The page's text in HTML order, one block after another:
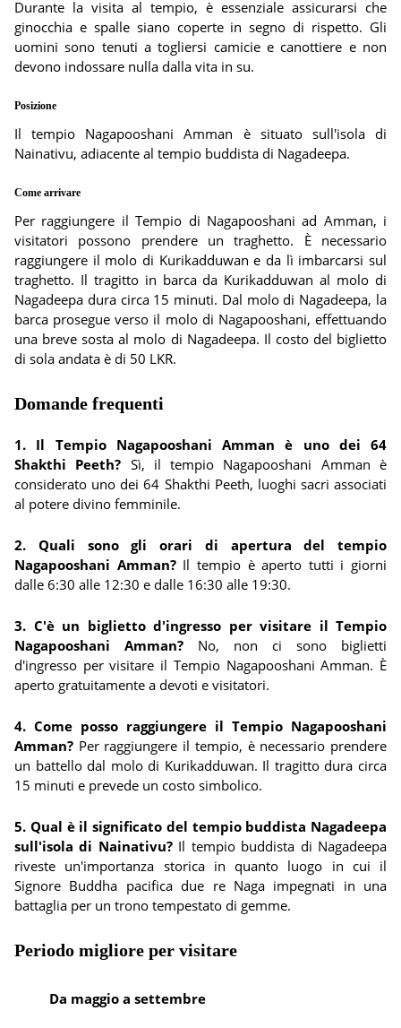
Durante la visita al tempio, è essenziale assicurarsi che
ginocchia e spalle siano coperte in segno di rispetto. Gli
uomini sono tenuti a togliersi camicie e canottiere e non
devono indossare nulla dalla vita in su.
Posizione
Il tempio Nagapooshani Amman è situato sull'isola di
Nainativu, adiacente al tempio buddista di Nagadeepa.
Come arrivare
Per raggiungere il Tempio di Nagapooshani ad Amman, i
visitatori possono prendere un traghetto. È necessario
raggiungere il molo di Kurikadduwan e da lì imbarcarsi sul
traghetto. Il tragitto in barca da Kurikadduwan al molo di
Nagadeepa dura circa 15 minuti. Dal molo di Nagadeepa, la
barca prosegue verso il molo di Nagapooshani, effettuando
una breve sosta al molo di Nagadeepa. Il costo del biglietto
di sola andata è di 50 LKR.
Domande frequenti
1. Il Tempio Nagapooshani Amman è uno dei 64
Shakthi Peeth? Sì, il tempio Nagapooshani Amman è
considerato uno dei 64 Shakthi Peeth, luoghi sacri associati
al potere divino femminile.
2. Quali sono gli orari di apertura del tempio
Nagapooshani Amman?Il tempio è aperto tutti i giorni
dalle 6:30 alle 12:30 e dalle 16:30 alle 19:30.
3. C'è un biglietto d'ingresso per visitare il Tempio
Nagapooshani Amman? No, non ci sono biglietti
d'ingresso per visitare il Tempio Nagapooshani Amman. È
aperto gratuitamente a devoti e visitatori.
4. Come posso raggiungere il Tempio Nagapooshani
Amman? Per raggiungere il tempio, è necessario prendere
un battello dal molo di Kurikadduwan. Il tragitto dura circa
15 minuti e prevede un costo simbolico.
5. Qual è il significato del tempio buddista Nagadeepa
sull'isola di Nainativu?Il tempio buddista di Nagadeepa
riveste un'importanza storica in quanto luogo in cui il
Signore Buddha pacifica due re Naga impegnati in una
battaglia per un trono tempestato di gemme.
Periodo migliore per visitare
Da maggio a settembre